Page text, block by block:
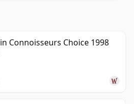
Connoisseurs Choice 1998